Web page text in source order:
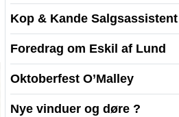
Kop & Kande Salgsassistent
Foredrag om Eskil af Lund
Oktoberfest O’Malley
Nye vinduer og døre ?